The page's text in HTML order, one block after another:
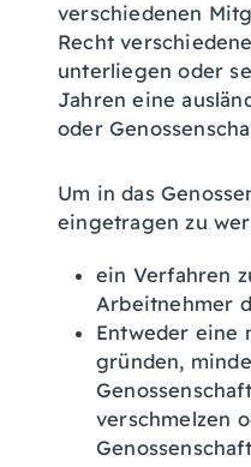
verschiedenen
Recht
unterliegen oder
Jahren eine
oder
Um in das
eingetragen zu
ein Verfahren
Arbeitnehmer
Entweder eine
gründen,
verschmelzen